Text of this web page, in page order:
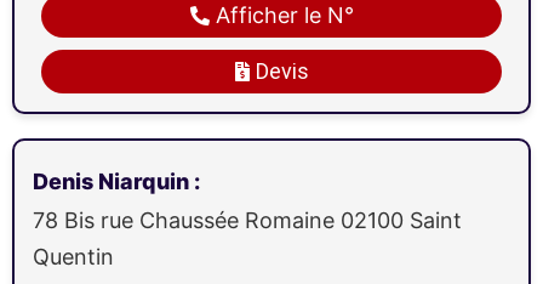
Devis
Afficher le N°
Denis Niarquin :
78 Bis rue Chaussée Romaine 02100 Saint
Quentin